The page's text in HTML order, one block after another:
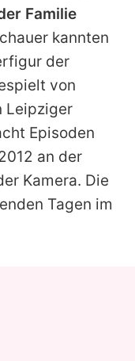
Familie
kannten
der
von
Leipziger
Episoden
an der
Kamera. Die
Tagen im